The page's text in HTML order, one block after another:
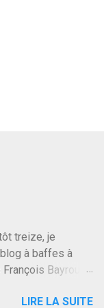
treize, je
à baffes à
Bayrou. Il
des couples mais
LIRE LA SUITE